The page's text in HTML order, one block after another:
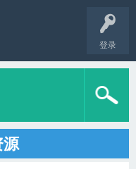
登录
源